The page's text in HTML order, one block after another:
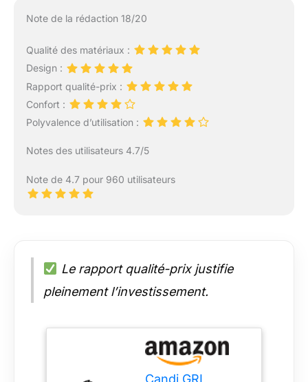
Note de la rédaction 18/20
Qualité des matériaux :
Design :
Rapport qualité-prix :
Confort :
Polyvalence d’utilisation :
Notes des utilisateurs 4.7/5
Note de 4.7 pour 960 utilisateurs
Le rapport qualité-prix justifie
pleinement l’investissement.
Candi GRL